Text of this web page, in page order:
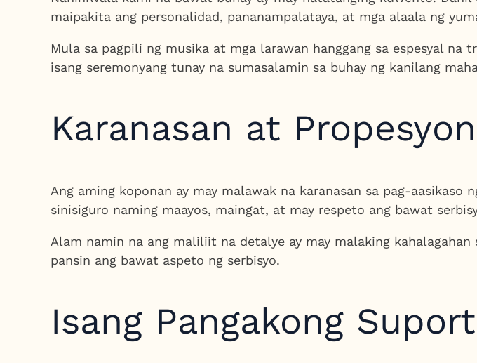
maipakita ang personalidad, pananampalataya, at mga alaala ng
Mula sa pagpili ng musika at mga larawan hanggang sa espesyal
isang seremonyang tunay na sumasalamin sa buhay ng kanilang
Karanasan at
Ang aming koponan ay may malawak na karanasan sa pag-
sinisiguro naming maayos, maingat, at may respeto ang bawat
Alam namin na ang maliliit na detalye ay may malaking
pansin ang bawat aspeto ng serbisyo.
Isang Pangakong